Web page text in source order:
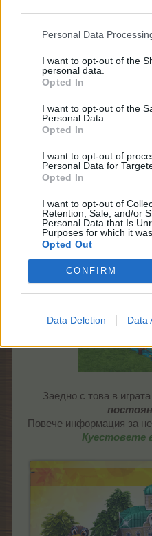
Personal Data
I want to opt-out of the
personal data.
Opted In
I want to opt-out of the
Personal Data.
Opted In
I want to opt-out of
Personal Data for
Opted In
I want to opt-out of
Retention, Sale, and/or
Personal Data that Is
Purposes for which it
Opted Out
CONFIRM
Data Deletion Data
Заедно с това в
Повече информация за
Куестовете